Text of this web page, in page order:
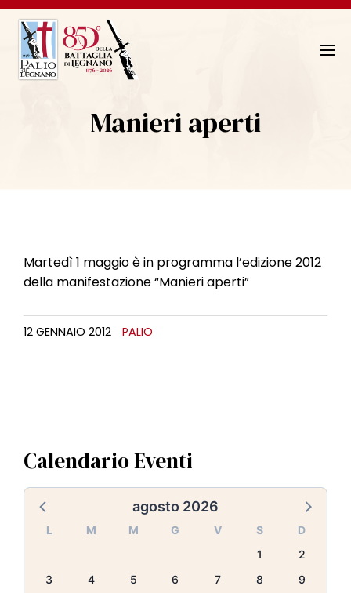
N
Manieri aperti
Martedì 1 maggio è in programma l’edizione 2012
della manifestazione “Manieri aperti”
12 GENNAIO 2012 PALIO
Calendario Eventi
agosto 2026
L M M G V S
D
1
2
3
4 5 6 7 8
9